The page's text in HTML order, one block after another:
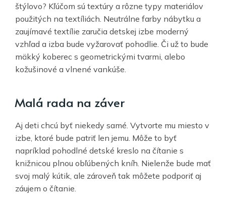
štýlovo? Kľúčom sú textúry a rôzne typy materiálov
použitých na textíliách. Neutrálne farby nábytku a
zaujímavé textílie zaručia detskej izbe moderný
vzhľad a izba bude vyžarovať pohodlie. Či už to bude
mäkký koberec s geometrickými tvarmi, alebo
kožušinové a vlnené vankúše.
Malá rada na záver
Aj deti chcú byť niekedy samé. Vytvorte mu miesto v
izbe, ktoré bude patriť len jemu. Môže to byť
napríklad pohodlné detské kreslo na čítanie s
knižnicou plnou obľúbených kníh. Nielenže bude mať
svoj malý kútik, ale zároveň tak môžete podporiť aj
záujem o čítanie.